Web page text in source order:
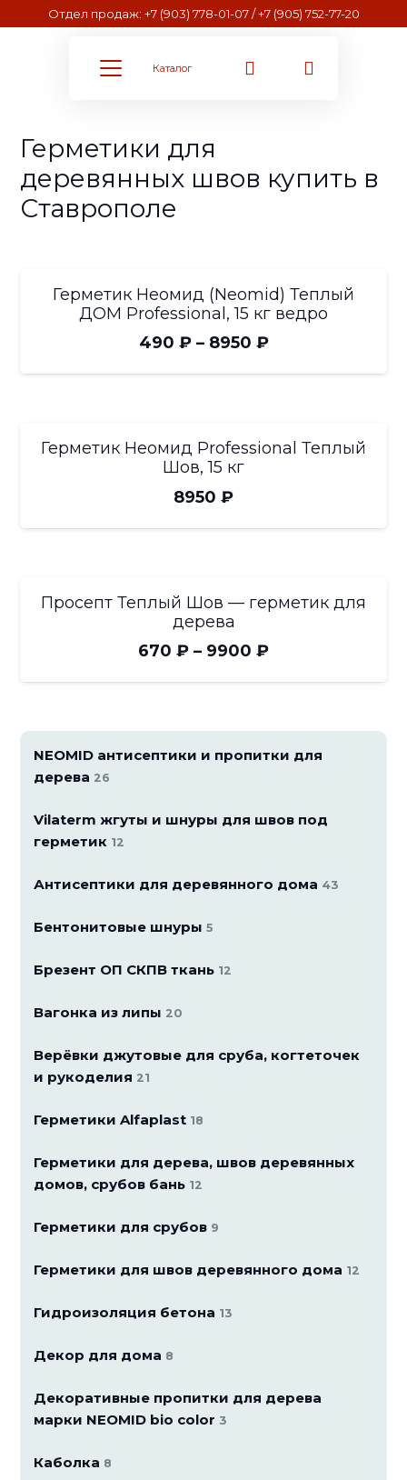
Отдел продаж: +7 (903) 778-01-07 / +7 (905) 752-77-20
Каталог
Герметики для
деревянных швов купить в
Ставрополе
Герметик Неомид (Neomid) Теплый
ДОМ Professional, 15 кг ведро
490 ₽ – 8950 ₽Диапазон
цен:
8950 ₽
Герметик Неомид Professional Теплый
Шов, 15 кг
8950 ₽
Просепт Теплый Шов — герметик для
дерева
670 ₽ – 9900 ₽Диапазон
цен:
–
9900 ₽
NEOMID антисептики и пропитки для
дерева 26
Vilaterm жгуты и шнуры для швов под
герметик 12
Антисептики для деревянного дома 43
Бентонитовые шнуры5
Брезент ОП СКПВ ткань 12
Вагонка из липы 20
Верёвки джутовые для сруба, когтеточек
и рукоделия 21
Герметики Alfaplast 18
Герметики для дерева, швов деревянных
домов, срубов бань 12
Герметики для срубов 9
Герметики для швов деревянного дома 12
Гидроизоляция бетона 13
Декор для дома 8
Декоративные пропитки для дерева
марки NEOMID bio color 3
Каболка 8